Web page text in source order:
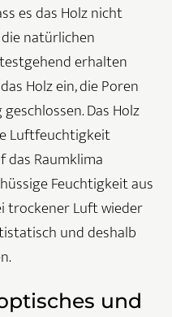
es das Holz nicht
natürlichen
erhalten
Holz ein, die Poren
Das Holz
Luftfeuchtigkeit
Raumklima
Feuchtigkeit aus
trockener Luft wieder
und deshalb
und